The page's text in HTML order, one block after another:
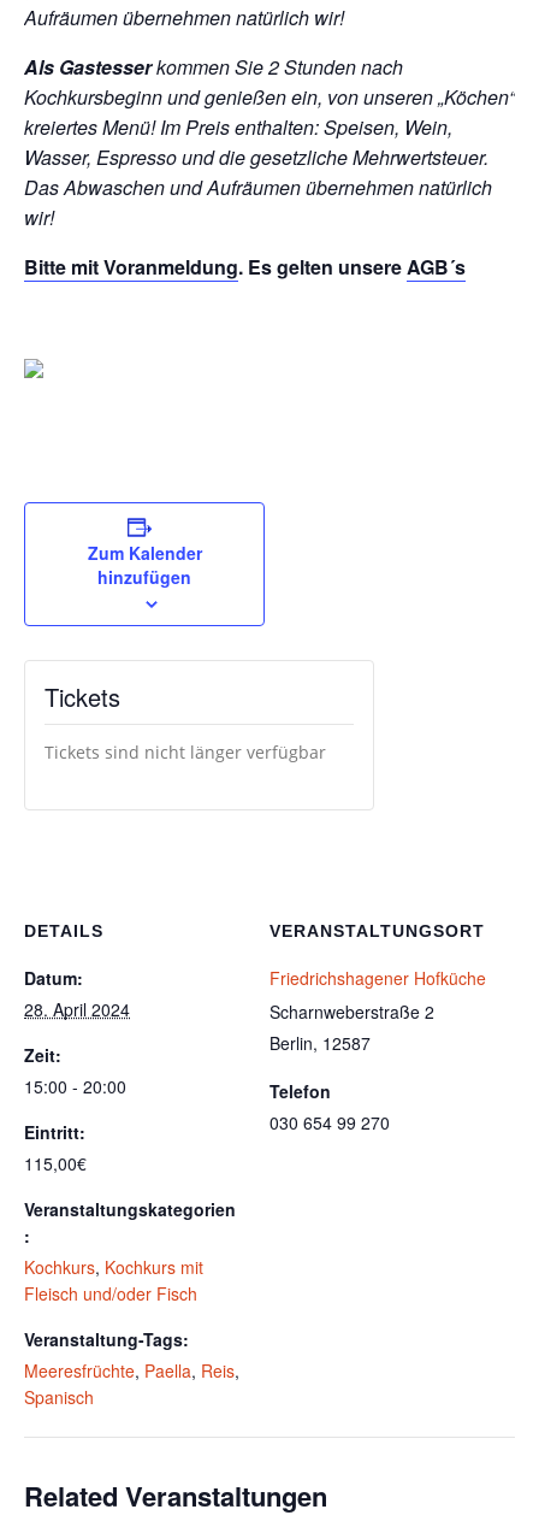
Aufräumen übernehmen natürlich wir!
Als Gastesserkommen Sie 2 Stunden nach
Kochkursbeginn und genießen ein, von unseren „Köchen“
kreiertes Menü!Im Preis enthalten: Speisen, Wein,
Wasser, Espresso und die gesetzliche Mehrwertsteuer.
Das Abwaschen und Aufräumen übernehmen natürlich
wir!
Bitte mitVoranmeldung. Es gelten unsereAGB´s
Zum Kalender
hinzufügen
DETAILS
Datum:
28. April 2024
Zeit:
15:00 - 20:00
Eintritt:
115,00€
Veranstaltungskategorien
:
Kochkurs, Kochkurs mit
Fleisch und/oder Fisch
Veranstaltung-Tags:
Meeresfrüchte, Paella, Reis,
Spanisch
VERANSTALTUNGSORT
Friedrichshagener Hofküche
Scharnweberstraße 2
Berlin, 12587
Telefon
030 654 99 270
Tickets
Tickets sind nicht länger verfügbar
Related Veranstaltungen